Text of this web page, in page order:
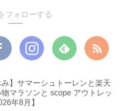
フォローする
み】サマーシュトーレンと楽天
マラソンと scope アウトレッ
年8月】